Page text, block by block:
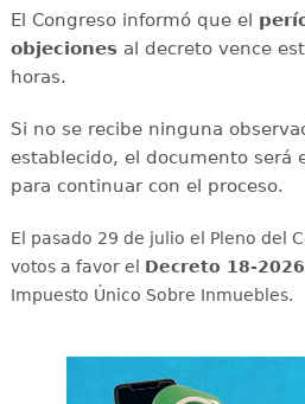
El Congreso informó que el
objecionesal decreto vence
horas.
Si no se recibe ninguna
establecido, el documento será
para continuar con el proceso.
El pasado 29 de julio el Pleno del
votos a favor el Decreto 18-2026
Impuesto Único Sobre Inmuebles.